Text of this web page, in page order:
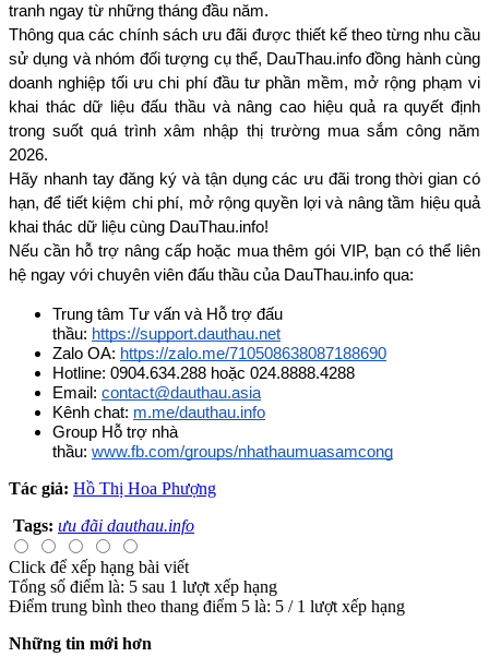
tranh ngay từ những tháng đầu năm.
Thông qua các chính sách ưu đãi được thiết kế theo từng nhu cầu
sử dụng và nhóm đối tượng cụ thể, DauThau.info đồng hành cùng
doanh nghiệp tối ưu chi phí đầu tư phần mềm, mở rộng phạm vi
khai thác dữ liệu đấu thầu và nâng cao hiệu quả ra quyết định
trong suốt quá trình xâm nhập thị trường mua sắm công năm
2026.
Hãy nhanh tay đăng ký và tận dụng các ưu đãi trong thời gian có
hạn, để tiết kiệm chi phí, mở rộng quyền lợi và nâng tầm hiệu quả
khai thác dữ liệu cùng DauThau.info!
Nếu cần hỗ trợ nâng cấp hoặc mua thêm gói VIP, bạn có thể liên
hệ ngay với chuyên viên đấu thầu của DauThau.info qua:
Trung tâm Tư vấn và Hỗ trợ đấu
thầu: https://support.dauthau.net
Zalo OA: https://zalo.me/710508638087188690
Hotline: 0904.634.288 hoặc 024.8888.4288
Email: contact@dauthau.asia
Kênh chat: m.me/dauthau.info
Group Hỗ trợ nhà
thầu: www.fb.com/groups/nhathaumuasamcong
Tác giả: Hồ Thị Hoa Phượng
Tags: ưu đãi dauthau.info
Click để xếp hạng bài viết
Tổng số điểm là: 5 sau 1 lượt xếp hạng
Điểm trung bình theo thang điểm 5 là: 5 / 1 lượt xếp hạng
Những tin mới hơn